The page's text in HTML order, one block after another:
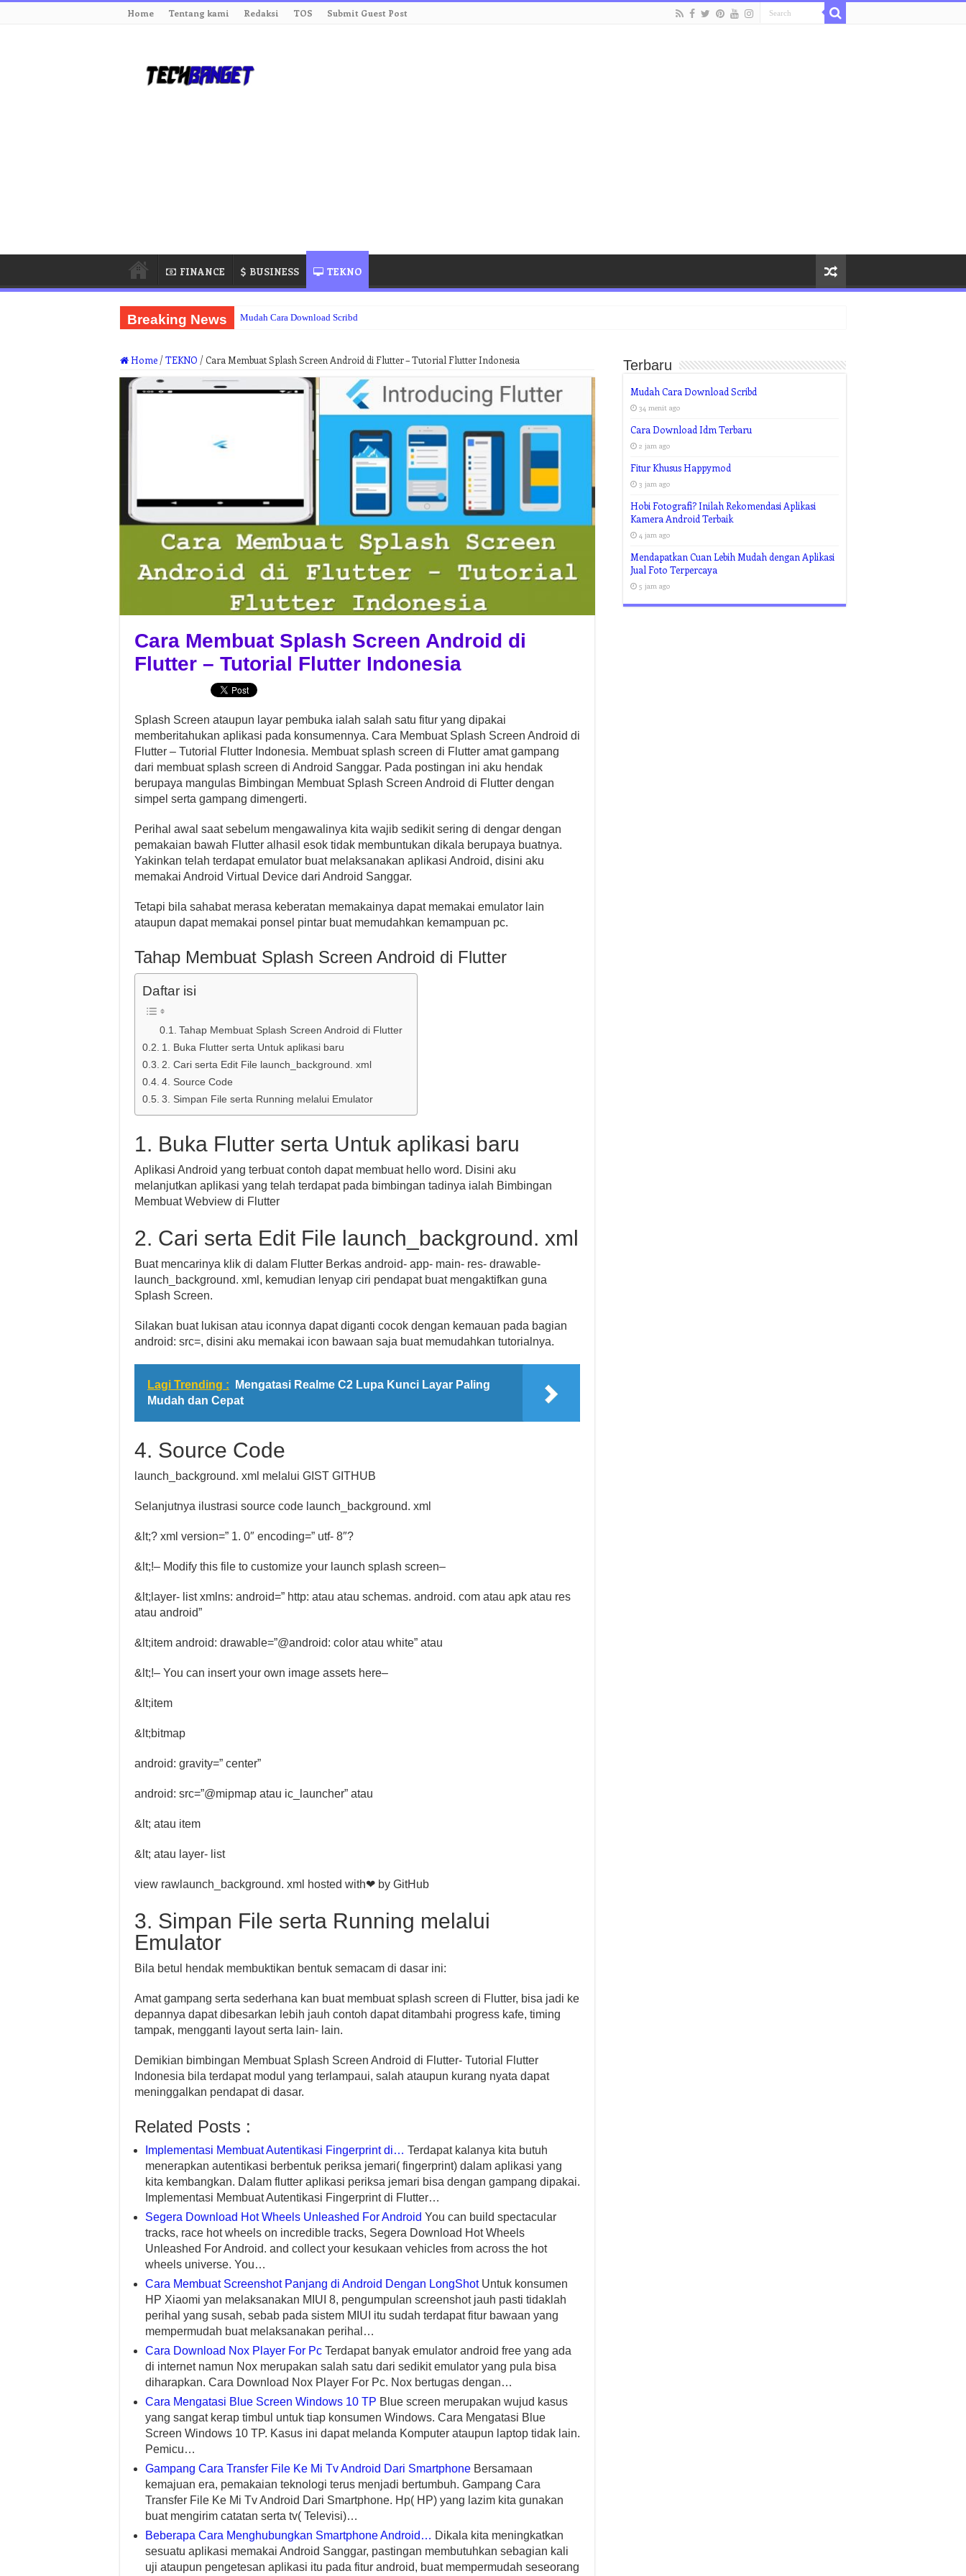
Home Tentang kami Redaksi TOS Submit Guest Post
FINANCE BUSINESS TEKNO
Breaking News Mudah Cara Download Scribd
Home /TEKNO /Cara Membuat Splash Screen Android di Flutter – Tutorial Flutter Indonesia
Cara Membuat Splash Screen Android di
Flutter – Tutorial Flutter Indonesia
Splash Screen ataupun layar pembuka ialah salah satu fitur yang dipakai
memberitahukan aplikasi pada konsumennya. Cara Membuat Splash Screen Android di
Flutter – Tutorial Flutter Indonesia. Membuat splash screen di Flutter amat gampang
dari membuat splash screen di Android Sanggar. Pada postingan ini aku hendak
berupaya mangulas Bimbingan Membuat Splash Screen Android di Flutter dengan
simpel serta gampang dimengerti.
Perihal awal saat sebelum mengawalinya kita wajib sedikit sering di dengar dengan
pemakaian bawah Flutter alhasil esok tidak membuntukan dikala berupaya buatnya.
Yakinkan telah terdapat emulator buat melaksanakan aplikasi Android, disini aku
memakai Android Virtual Device dari Android Sanggar.
Tetapi bila sahabat merasa keberatan memakainya dapat memakai emulator lain
ataupun dapat memakai ponsel pintar buat memudahkan kemampuan pc.
Tahap Membuat Splash Screen Android di Flutter
Daftar isi
Tahap Membuat Splash Screen Android di Flutter
1. Buka Flutter serta Untuk aplikasi baru
2. Cari serta Edit File launch_background. xml
4. Source Code
3. Simpan File serta Running melalui Emulator
1. Buka Flutter serta Untuk aplikasi baru
Aplikasi Android yang terbuat contoh dapat membuat hello word. Disini aku
melanjutkan aplikasi yang telah terdapat pada bimbingan tadinya ialah Bimbingan
Membuat Webview di Flutter
2. Cari serta Edit File launch_background. xml
Buat mencarinya klik di dalam Flutter Berkas android- app- main- res- drawable-
launch_background. xml, kemudian lenyap ciri pendapat buat mengaktifkan guna
Splash Screen.
Silakan buat lukisan atau iconnya dapat diganti cocok dengan kemauan pada bagian
android: src=, disini aku memakai icon bawaan saja buat memudahkan tutorialnya.
Lagi Trending :
Mengatasi Realme C2 Lupa Kunci Layar Paling
Mudah dan Cepat
4. Source Code
launch_background. xml melalui GIST GITHUB
Selanjutnya ilustrasi source code launch_background. xml
&lt;? xml version=” 1. 0″ encoding=” utf- 8″?
&lt;!– Modify this file to customize your launch splash screen–
&lt;layer- list xmlns: android=” http: atau atau schemas. android. com atau apk atau res
atau android”
&lt;item android: drawable=”@android: color atau white” atau
&lt;!– You can insert your own image assets here–
&lt;item
&lt;bitmap
android: gravity=” center”
android: src=”@mipmap atau ic_launcher” atau
&lt; atau item
&lt; atau layer- list
view rawlaunch_background. xml hosted with❤ by GitHub
3. Simpan File serta Running melalui
Emulator
Bila betul hendak membuktikan bentuk semacam di dasar ini:
Amat gampang serta sederhana kan buat membuat splash screen di Flutter, bisa jadi ke
depannya dapat dibesarkan lebih jauh contoh dapat ditambahi progress kafe, timing
tampak, mengganti layout serta lain- lain.
Demikian bimbingan Membuat Splash Screen Android di Flutter- Tutorial Flutter
Indonesia bila terdapat modul yang terlampaui, salah ataupun kurang nyata dapat
meninggalkan pendapat di dasar.
Related Posts :
Implementasi Membuat Autentikasi Fingerprint di… Terdapat kalanya kita butuh
menerapkan autentikasi berbentuk periksa jemari( fingerprint) dalam aplikasi yang
kita kembangkan. Dalam flutter aplikasi periksa jemari bisa dengan gampang dipakai.
Implementasi Membuat Autentikasi Fingerprint di Flutter…
Segera Download Hot Wheels Unleashed For Android You can build spectacular
tracks, race hot wheels on incredible tracks, Segera Download Hot Wheels
Unleashed For Android. and collect your kesukaan vehicles from across the hot
wheels universe. You…
Cara Membuat Screenshot Panjang di Android Dengan LongShotUntuk konsumen
HP Xiaomi yan melaksanakan MIUI 8, pengumpulan screenshot jauh pasti tidaklah
perihal yang susah, sebab pada sistem MIUI itu sudah terdapat fitur bawaan yang
mempermudah buat melaksanakan perihal…
Cara Download Nox Player For Pc Terdapat banyak emulator android free yang ada
di internet namun Nox merupakan salah satu dari sedikit emulator yang pula bisa
diharapkan. Cara Download Nox Player For Pc. Nox bertugas dengan…
Cara Mengatasi Blue Screen Windows 10 TP Blue screen merupakan wujud kasus
yang sangat kerap timbul untuk tiap konsumen Windows. Cara Mengatasi Blue
Screen Windows 10 TP. Kasus ini dapat melanda Komputer ataupun laptop tidak lain.
Pemicu…
Gampang Cara Transfer File Ke Mi Tv Android Dari Smartphone Bersamaan
kemajuan era, pemakaian teknologi terus menjadi bertumbuh. Gampang Cara
Transfer File Ke Mi Tv Android Dari Smartphone. Hp( HP) yang lazim kita gunakan
buat mengirim catatan serta tv( Televisi)…
Beberapa Cara Menghubungkan Smartphone Android… Dikala kita meningkatkan
sesuatu aplikasi memakai Android Sanggar, pastingan membutuhkan sebagian kali
uji ataupun pengetesan aplikasi itu pada fitur android, buat mempermudah seseorang
Terbaru
Mudah Cara Download Scribd
34 menit ago
Cara Download Idm Terbaru
2 jam ago
Fitur Khusus Happymod
3 jam ago
Hobi Fotografi? Inilah Rekomendasi Aplikasi
Kamera Android Terbaik
4 jam ago
Mendapatkan Cuan Lebih Mudah dengan Aplikasi
Jual Foto Terpercaya
5 jam ago